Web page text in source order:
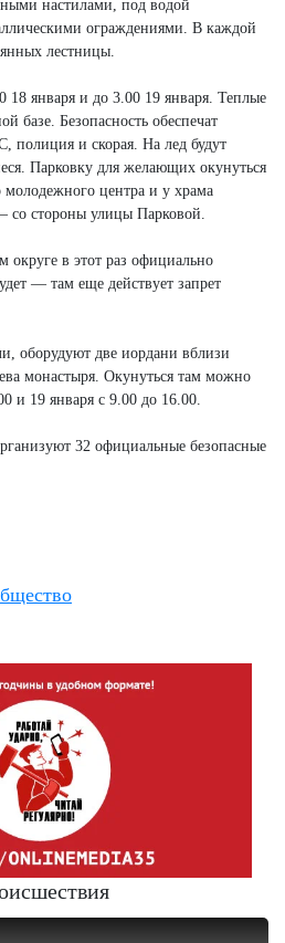
настилами, под водой
ограждениями. В каждой
лестницы.
18 января и до 3.00 19 января. Теплые
базе. Безопасность обеспечат
полиция и скорая. На лед будут
Парковку для желающих окунуться
молодежного центра и у храма
со стороны улицы Парковой.
округе в этот раз официально
— там еще действует запрет
оборудуют две иордани вблизи
монастыря. Окунуться там можно
и 19 января с 9.00 до 16.00.
32 официальные безопасные